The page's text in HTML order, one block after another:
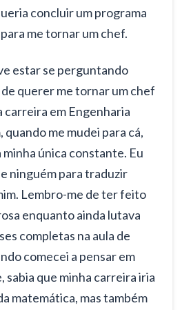
concluir um programa
me tornar um chef.
estar se perguntando
de querer me tornar um chef
carreira em Engenharia
quando me mudei para cá,
única constante. Eu
ninguém para traduzir
Lembro-me de ter feito
enquanto ainda lutava
completas na aula de
comecei a pensar em
sabia que minha carreira iria
matemática, mas também